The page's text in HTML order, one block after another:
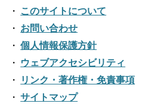
2024年01月
2023年02月
2023年01月
2022年03月
2022年02月
2021年04月
2021年03月
2021年02月
2021年01月
2020年05月
2020年04月
2020年03月
2019年07月
2019年06月
2019年05月
2018年08月
2018年07月
2018年06月
2018年05月
2017年08月
2017年07月
2017年06月
2016年10月
2016年09月
2016年08月
このサイトについて
お問い合わせ
個人情報保護方針
ウェブアクセシビリティ
リンク・著作権・免責事項
サイトマップ